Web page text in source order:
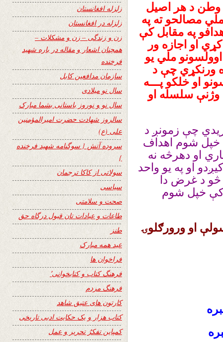
وطن د هر اصیل
مصالحو ته په
په مقابل کې
او اجازه ور
ملي یو
ورنکړي چې د
او خلکو پـــه
سلسله او
چې زمونږ د
خپل شوم اهداف
او دهرڅه نه
او په یو واحد
د غرض دا
کې خپل شوم
او ورورګلوۍ
زلزله افغانستان
زلزله در افغانستان
زن و زندگی – زن و مشکلات –
همچنان اشعار و مقاله در باره شهید
فرخنده
سازمان مدافعین کابل
سال نو میلادی
سال نو و نوروز باستانی بشما مبارک
سالروز شهادت حضرت امیرالمؤمنین
علی (ع)
سروده آتش { سوگنامه شهید فرخنده
}
سولاتی از کاکا ترجمان
سیاسی
صحت و سلامتی
طاعات و عبادات تان قبول درگاه حق
طنز
عید همه مبارک
فراخوان ها
فرهنگ کتاب و کتابخوانی٬
فرهنگ مردم
کارتون های عتیق شاهد
کتاب هزار و یک حکایت ادبی تاریخی
کمپاین تفکرُ تحریر و عمل